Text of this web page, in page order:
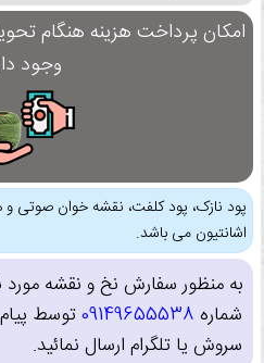
امکان پرداخت هزینه هنگام
وجود
پود نازک، پود کلفت، نقشه خوان صوتی
اشانتیون می باشد.
به منظور سفارش نخ و نقشه
شماره 09149655538توسط
سروش یا تلگرام ارسال نمائید.